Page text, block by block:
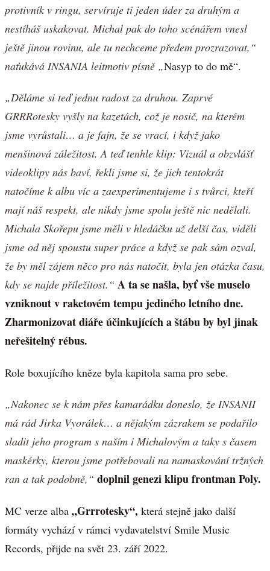
protivník v ringu, servíruje ti jeden úder za druhým a
nestíháš uskakovat. Michal pak do toho scénářem vnesl
ještě jinou rovinu, ale tu nechceme předem prozrazovat,“
naťukává INSANIA leitmotiv písně „Nasyp to do mě“.
„Děláme si teď jednu radost za druhou. Zaprvé
GRRRotesky vyšly na kazetách, což je nosič, na kterém
jsme vyrůstali… a je fajn, že se vrací, i když jako
menšinová záležitost. A teď tenhle klip: Vizuál a obzvlášť
videoklipy nás baví, řekli jsme si, že jich tentokrát
natočíme k albu víc a zaexperimentujeme i s tvůrci, kteří
mají náš respekt, ale nikdy jsme spolu ještě nic nedělali.
Michala Skořepu jsme měli v hledáčku už delší čas, viděli
jsme od něj spoustu super práce a když se pak sám ozval,
že by měl zájem něco pro nás natočit, byla jen otázka času,
kdy se najde příležitost.“ A ta se našla, byť vše muselo
vzniknout v raketovém tempu jediného letního dne.
Zharmonizovat diáře účinkujících a štábu by byl jinak
neřešitelný rébus.
Role boxujícího kněze byla kapitola sama pro sebe.
„Nakonec se k nám přes kamarádku doneslo, že INSANII
má rád Jirka Vyorálek… a nějakým zázrakem se podařilo
sladit jeho program s naším i Michalovým a taky s časem
maskérky, kterou jsme potřebovali na namaskování tržných
ran a tak podobně,“ doplnil genezi klipu frontman Poly.
MC verze alba „Grrrotesky“, která stejně jako další
formáty vychází v rámci vydavatelství Smile Music
Records, přijde na svět 23. září 2022.